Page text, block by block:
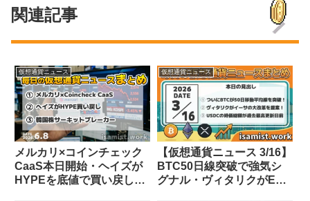
関連記事
仮想通貨ニュース
メルカリ×コインチェック
CaaS本日開始・ヘイズが
HYPEを底値で買い戻し
仮想通貨ニュース
【仮想通貨ニュース 3/16】
BTC50日線突破で強気シ
グナル・ヴィタリクがETH